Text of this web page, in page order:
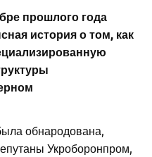
прошлого года
история о том, как
обнародована,
Укроборонпром,